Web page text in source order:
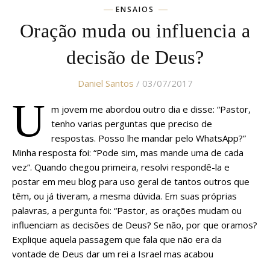
ENSAIOS
Oração muda ou influencia a
decisão de Deus?
Daniel Santos / 03/07/2017
U m jovem me abordou outro dia e disse: “Pastor,
tenho varias perguntas que preciso de
respostas. Posso lhe mandar pelo WhatsApp?”
Minha resposta foi: “Pode sim, mas mande uma de cada
vez”. Quando chegou primeira, resolvi respondê-la e
postar em meu blog para uso geral de tantos outros que
têm, ou já tiveram, a mesma dúvida. Em suas próprias
palavras, a pergunta foi: “Pastor, as orações mudam ou
influenciam as decisões de Deus? Se não, por que oramos?
Explique aquela passagem que fala que não era da
vontade de Deus dar um rei a Israel mas acabou